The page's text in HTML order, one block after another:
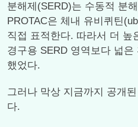
분해제(SERD)는 수동적 분
PROTAC은 체내 유비퀴틴
직접 표적한다. 따라서 더 높
경구용 SERD 영역보다 넓
했었다.
그러나 막상 지금까지 공개
다.